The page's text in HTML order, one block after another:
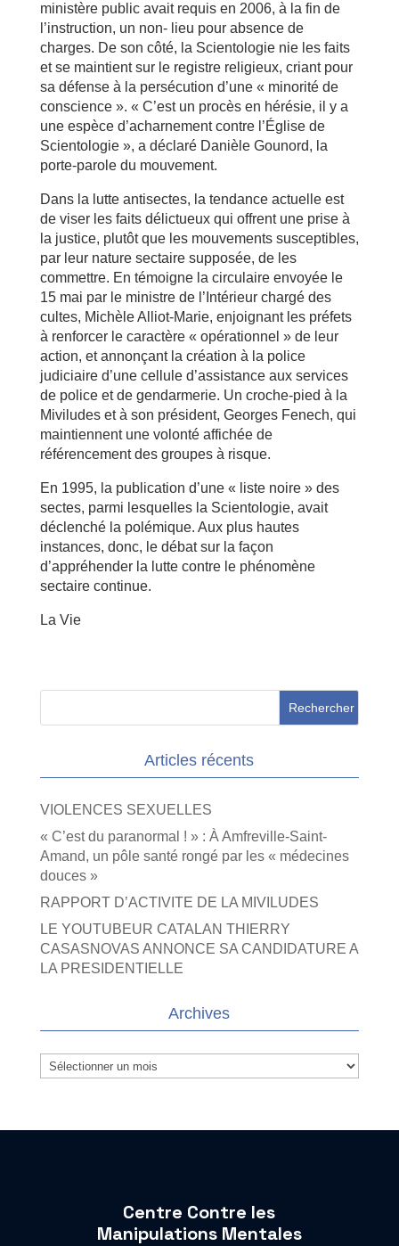
ministère public avait requis en 2006, à la fin de
l’instruction, un non- lieu pour absence de
charges. De son côté, la Scientologie nie les faits
et se maintient sur le registre religieux, criant pour
sa défense à la persécution d’une « minorité de
conscience ». « C’est un procès en hérésie, il y a
une espèce d’acharnement contre l’Église de
Scientologie », a déclaré Danièle Gounord, la
porte-parole du mouvement.
Dans la lutte antisectes, la tendance actuelle est
de viser les faits délictueux qui offrent une prise à
la justice, plutôt que les mouvements susceptibles,
par leur nature sectaire supposée, de les
commettre. En témoigne la ­circulaire envoyée le
15 mai par le ministre de l’Intérieur chargé des
cultes, Michèle Alliot-Marie, enjoignant les préfets
à renforcer le caractère « opérationnel » de leur
action, et annonçant la création à la police
judiciaire d’une cellule d’assistance aux services
de police et de gendarmerie. Un croche-pied à la
Miviludes et à son président, Georges Fenech, qui
maintiennent une volonté affichée de
référencement des groupes à risque.
En 1995, la publication d’une « liste noire » des
sectes, parmi lesquelles la Scientologie, avait
déclenché la polémique. Aux plus hautes
instances, donc, le débat sur la façon
d’appréhender la lutte contre le phénomène
sectaire continue.
La Vie
Articles récents
VIOLENCES SEXUELLES
« C’est du paranormal ! » : À Amfreville-Saint-
Amand, un pôle santé rongé par les « médecines
douces »
RAPPORT D’ACTIVITE DE LA MIVILUDES
LE YOUTUBEUR CATALAN THIERRY
CASASNOVAS ANNONCE SA CANDIDATURE A
LA PRESIDENTIELLE
Archives
Archives
Centre Contre les
Manipulations Mentales